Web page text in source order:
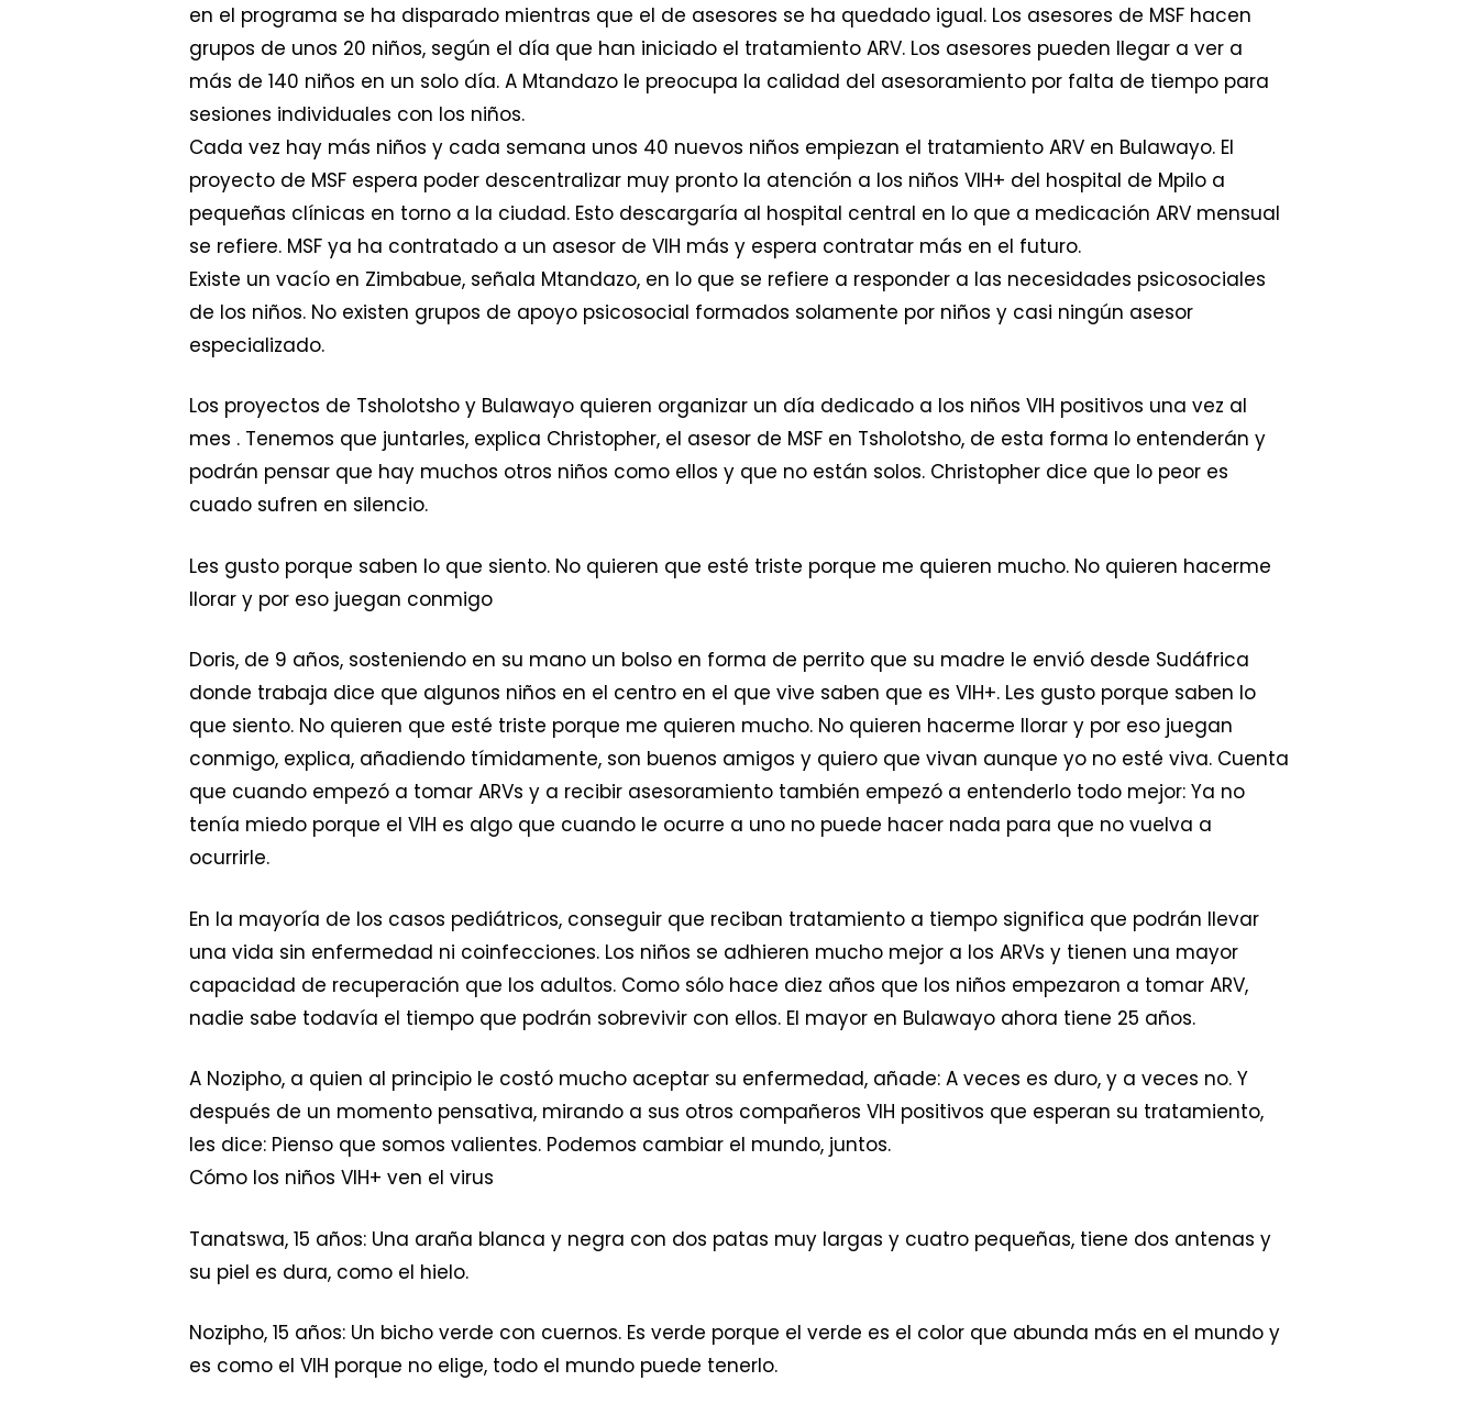
en el programa se ha disparado mientras que el de asesores se ha quedado igual. Los asesores de MSF hacen
grupos de unos 20 niños, según el día que han iniciado el tratamiento ARV. Los asesores pueden llegar a ver a
más de 140 niños en un solo día. A Mtandazo le preocupa la calidad del asesoramiento por falta de tiempo para
sesiones individuales con los niños.
Cada vez hay más niños y cada semana unos 40 nuevos niños empiezan el tratamiento ARV en Bulawayo. El
proyecto de MSF espera poder descentralizar muy pronto la atención a los niños VIH+ del hospital de Mpilo a
pequeñas clínicas en torno a la ciudad. Esto descargaría al hospital central en lo que a medicación ARV mensual
se refiere. MSF ya ha contratado a un asesor de VIH más y espera contratar más en el futuro.
Existe un vacío en Zimbabue, señala Mtandazo, en lo que se refiere a responder a las necesidades psicosociales
de los niños. No existen grupos de apoyo psicosocial formados solamente por niños y casi ningún asesor
especializado.
Los proyectos de Tsholotsho y Bulawayo quieren organizar un día dedicado a los niños VIH positivos una vez al
mes . Tenemos que juntarles, explica Christopher, el asesor de MSF en Tsholotsho, de esta forma lo entenderán y
podrán pensar que hay muchos otros niños como ellos y que no están solos. Christopher dice que lo peor es
cuado sufren en silencio.
Les gusto porque saben lo que siento. No quieren que esté triste porque me quieren mucho. No quieren hacerme
llorar y por eso juegan conmigo
Doris, de 9 años, sosteniendo en su mano un bolso en forma de perrito que su madre le envió desde Sudáfrica
donde trabaja dice que algunos niños en el centro en el que vive saben que es VIH+. Les gusto porque saben lo
que siento. No quieren que esté triste porque me quieren mucho. No quieren hacerme llorar y por eso juegan
conmigo, explica, añadiendo tímidamente, son buenos amigos y quiero que vivan aunque yo no esté viva. Cuenta
que cuando empezó a tomar ARVs y a recibir asesoramiento también empezó a entenderlo todo mejor: Ya no
tenía miedo porque el VIH es algo que cuando le ocurre a uno no puede hacer nada para que no vuelva a
ocurrirle.
En la mayoría de los casos pediátricos, conseguir que reciban tratamiento a tiempo significa que podrán llevar
una vida sin enfermedad ni coinfecciones. Los niños se adhieren mucho mejor a los ARVs y tienen una mayor
capacidad de recuperación que los adultos. Como sólo hace diez años que los niños empezaron a tomar ARV,
nadie sabe todavía el tiempo que podrán sobrevivir con ellos. El mayor en Bulawayo ahora tiene 25 años.
A Nozipho, a quien al principio le costó mucho aceptar su enfermedad, añade: A veces es duro, y a veces no. Y
después de un momento pensativa, mirando a sus otros compañeros VIH positivos que esperan su tratamiento,
les dice: Pienso que somos valientes. Podemos cambiar el mundo, juntos.
Cómo los niños VIH+ ven el virus
Tanatswa, 15 años: Una araña blanca y negra con dos patas muy largas y cuatro pequeñas, tiene dos antenas y
su piel es dura, como el hielo.
Nozipho, 15 años: Un bicho verde con cuernos. Es verde porque el verde es el color que abunda más en el mundo y
es como el VIH porque no elige, todo el mundo puede tenerlo.